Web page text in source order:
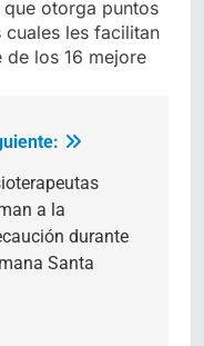
otorga puntos
les facilitan
de los 16 mejore
a la
durante
Santa